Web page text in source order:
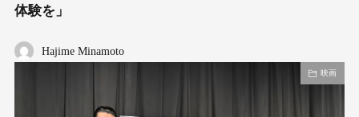
体験を」
Hajime Minamoto
映画